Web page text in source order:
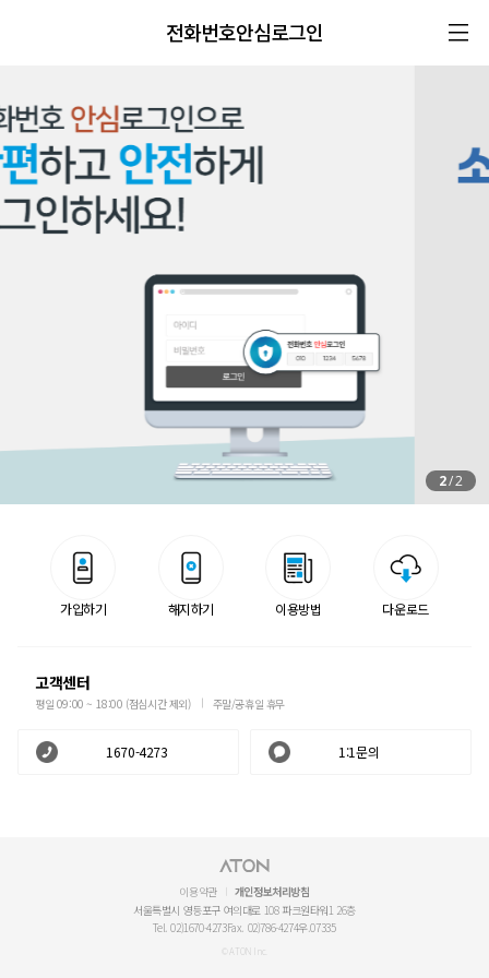
전화번호안심로그인
2/2
가입하기 해지하기 이용방법 다운로드
고객센터
평일 09:00 ~ 18:00 (점심시간 제외) 주말/공휴일 휴무
1670-4273 1:1문의
이용약관
개인정보처리방침
서울특별시 영등포구 여의대로 108 파크원타워1 26층
Tel. 02)1670-4273Fax. 02)786-4274우.07335
© ATON Inc.